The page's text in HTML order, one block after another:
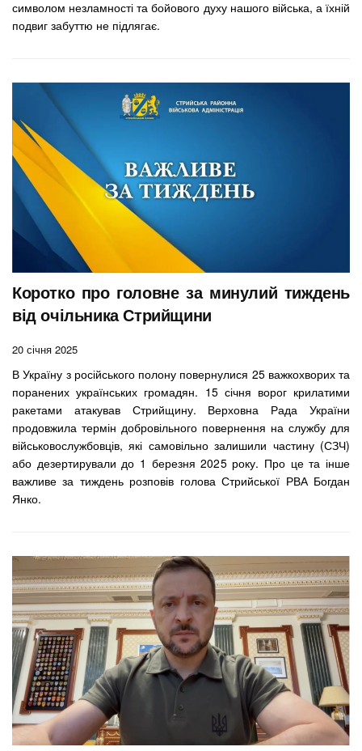
символом незламності та бойового духу нашого війська, а їхній
подвиг забуттю не підлягає.
Коротко про головне за минулий тиждень
від очільника Стрийщини
20 січня 2025
В Україну з російського полону повернулися 25 важкохворих та
поранених українських громадян. 15 січня ворог крилатими
ракетами атакував Стрийщину. Верховна Рада України
продовжила термін добровільного повернення на службу для
військовослужбовців, які самовільно залишили частину (СЗЧ)
або дезертирували до 1 березня 2025 року. Про це та інше
важливе за тиждень розповів голова Стрийської РВА Богдан
Янко.